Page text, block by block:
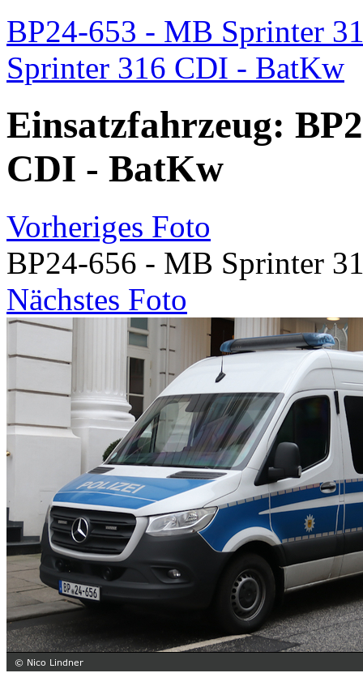
BP24-653 - MB Sprinter
Sprinter 316 CDI - BatKw
Einsatzfahrzeug:
CDI - BatKw
Vorheriges Foto
BP24-656 - MB Sprinter
Nächstes Foto